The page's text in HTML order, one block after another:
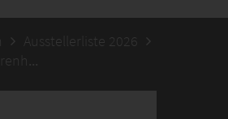
Ausstellerliste 2026
EAW Erich Adam Warenhandelsgesellschaft mbH